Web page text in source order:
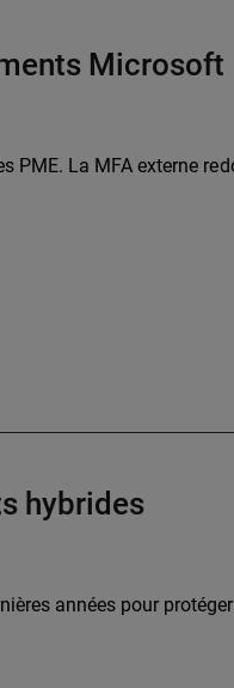
Microsoft
PME. La MFA externe
hybrides
années pour